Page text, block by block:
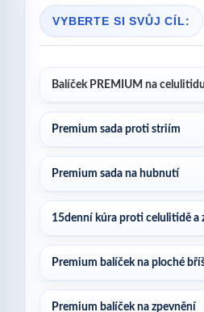
VYBERTE SI SVŮJ CÍL:
Balíček PREMIUM na celulitidu
Premium sada proti striím
Premium sada na hubnutí
15denní kúra proti celulitidě a
Premium balíček na ploché
Premium balíček na zpevnění